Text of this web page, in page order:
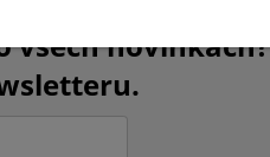
všech novinkách?